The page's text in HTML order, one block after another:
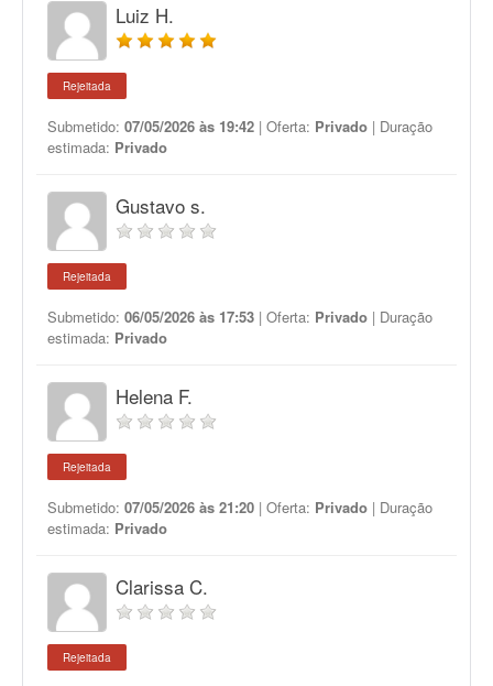
Luiz H.
Rejeitada
Submetido: 07/05/2026 às 19:42 | Oferta: Privado | Duração
estimada: Privado
Gustavo s.
Rejeitada
Submetido: 06/05/2026 às 17:53 | Oferta: Privado | Duração
estimada: Privado
Helena F.
Rejeitada
Submetido: 07/05/2026 às 21:20 | Oferta: Privado | Duração
estimada: Privado
Clarissa C.
Rejeitada